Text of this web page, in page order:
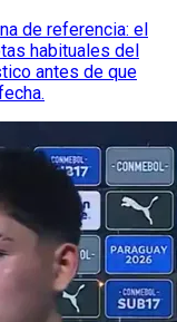
de referencia: el
habituales del
antes de que